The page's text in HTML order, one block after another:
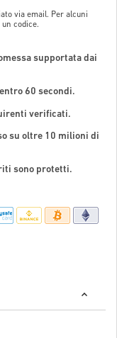
via email. Per alcuni
codice.
supportata dai
60 secondi.
verificati.
su oltre 10 milioni di
sono protetti.